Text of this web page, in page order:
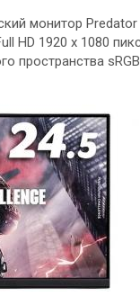
монитор
HD 1920 х 1080
пространства